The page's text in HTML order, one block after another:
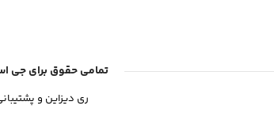
تمامی حقوق برای جی
ری دیزاین و